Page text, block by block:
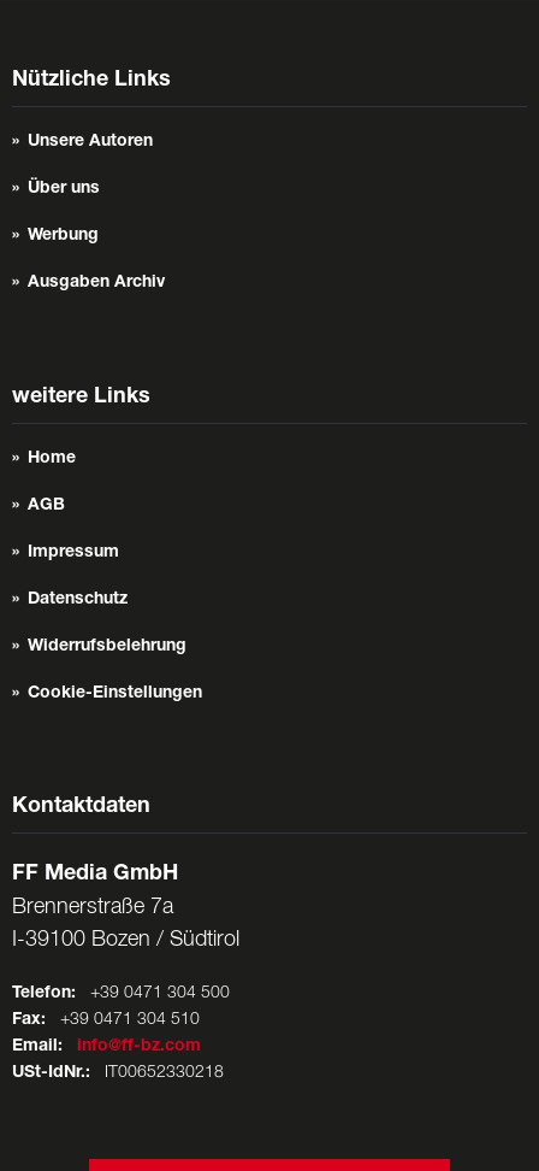
Nützliche Links
Unsere Autoren
Über uns
Werbung
Ausgaben Archiv
weitere Links
Home
AGB
Impressum
Datenschutz
Widerrufsbelehrung
Cookie-Einstellungen
Kontaktdaten
FF Media GmbH
Brennerstraße 7a
I-39100 Bozen / Südtirol
Telefon: +39 0471 304 500
Fax: +39 0471 304 510
Email:
info@ff-bz.com
USt-IdNr.: IT00652330218